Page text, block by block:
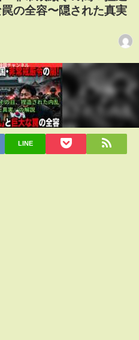
の全容〜隠された真実
LINE